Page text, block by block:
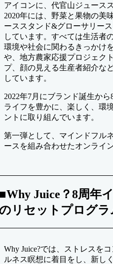
アイコンに、代官山ジュース
2020年には、野菜と果物の美
ーススタンド&グローサリー
しています。すべては生活者
環境や社会に関わるきっかけ
や、地方農家応援プロジェク
プ、顔の見える生産者紹介な
しています。
2022年7月にブランド誕生か
ライフを豊かに、楽しく、環
ントに取り組んでいます。
第一弾として、マインドフル
ースを組み合わせたオンライ
Juice？8周年
リセットプログラ
Why Juice?では、ストレスを
ルネス瞑想に着目をし、新し